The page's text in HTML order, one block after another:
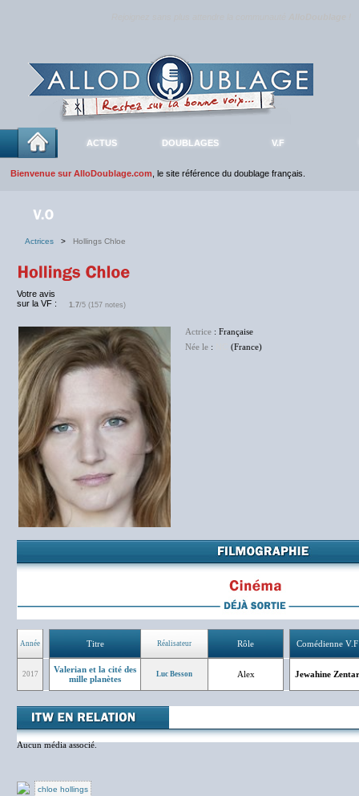
ACTUS DOUBLAGES V.F
Bienvenue sur AlloDoublage.com , le site référence du doublage français.
Actrices > Hollings Chloe
Votre avis
sur la VF :
1.7/5 (157 notes)
Actrice : Française
Née le : (France)
Année Titre Réalisateur Rôle Comédienne V.F
2017
Valerian et la cité des
mille planètes
Luc Besson Alex Jewahine Zentar
Aucun média associé.
chloe hollings